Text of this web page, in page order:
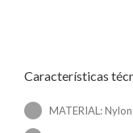
Características
MATERIAL: